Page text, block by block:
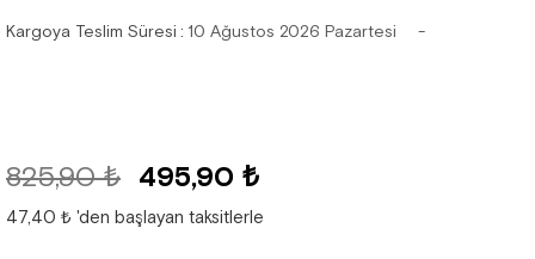
Kargoya Teslim Süresi : 10 Ağustos 2026 Pazartesi
825,90 ₺ 495,90 ₺
47,40 ₺ 'den başlayan taksitlerle